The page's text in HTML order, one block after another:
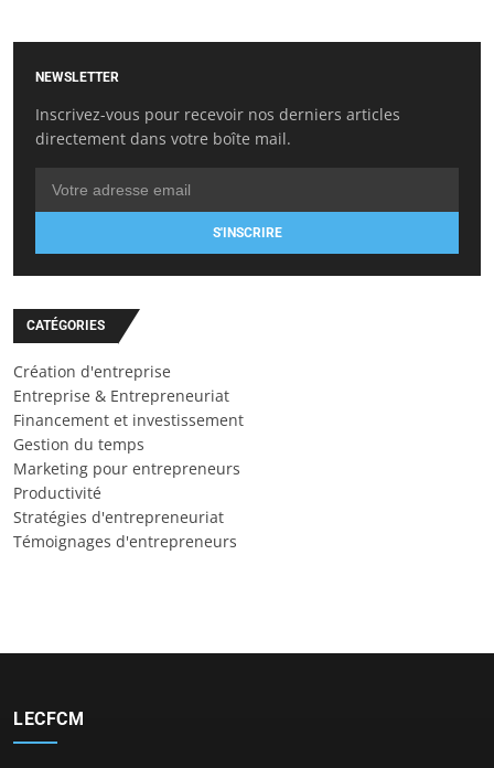
NEWSLETTER
Inscrivez-vous pour recevoir nos derniers articles
directement dans votre boîte mail.
S'INSCRIRE
CATÉGORIES
Création d'entreprise
Entreprise & Entrepreneuriat
Financement et investissement
Gestion du temps
Marketing pour entrepreneurs
Productivité
Stratégies d'entrepreneuriat
Témoignages d'entrepreneurs
LECFCM